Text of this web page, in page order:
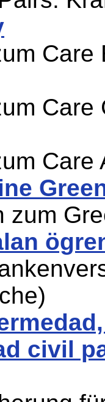
Care
Care
Care
zum
civil